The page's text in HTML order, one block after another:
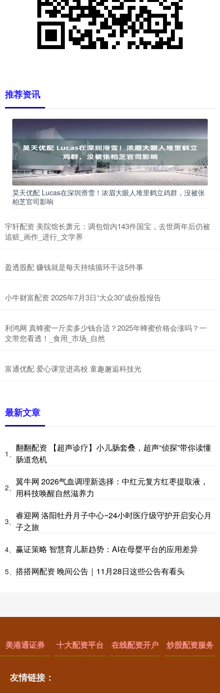
推荐资讯
昊天优配 Lucas在深圳滑雪！浓眉大眼人堆里鹤立鸡群，没被张
柏芝官司影响
宇轩配资 美院馆长萧元：调包馆内143件国宝，去世两年后仍被
追赃_画作_进行_文学界
盈透股配 赚钱就是每天持续循环干这5件事
小牛财富配资 2025年7月3日“大众30”成份股报告
利鸿网 真蜂蜜一斤卖多少钱合适？2025年蜂蜜价格会涨吗？一
文带您看透！_食用_市场_自然
富通优配 爱心课堂进高校 童趣邂逅科技光
最新文章
1、
翻翻配资 【超声诊疗】小儿肠套叠，超声“侦探”带你读懂
肠道危机
2、
翼牛网 2026气血调理新选择：中红元复方红枣提取液，
用科技唤醒自然滋养力
3、
睿迎网 洛阳牡丹月子中心~24小时医疗级守护开启安心月
子之旅
4、 赢证策略 智慧育儿新趋势：AI在母婴平台的应用差异
5、 搭搭网配资 晚间公告｜11月28日这些公告有看头
美港通证券 十大配资平台 在线配资开户 炒股配资服务
友情链接：